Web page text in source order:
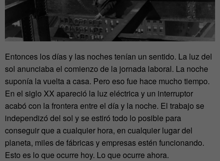
Entonces los días y las noches tenían un sentido. La luz del
sol anunciaba el comienzo de la jornada laboral. La noche
suponía la vuelta a casa. Pero eso fue hace mucho tiempo.
En el siglo XX apareció la luz eléctrica y un interruptor
acabó con la frontera entre el día y la noche. El trabajo se
independizó del sol y se estiró todo lo posible para
conseguir que a cualquier hora, en cualquier lugar del
planeta, miles de fábricas y empresas estén funcionando.
Esto es lo que ocurre hoy. Lo que ocurre ahora.